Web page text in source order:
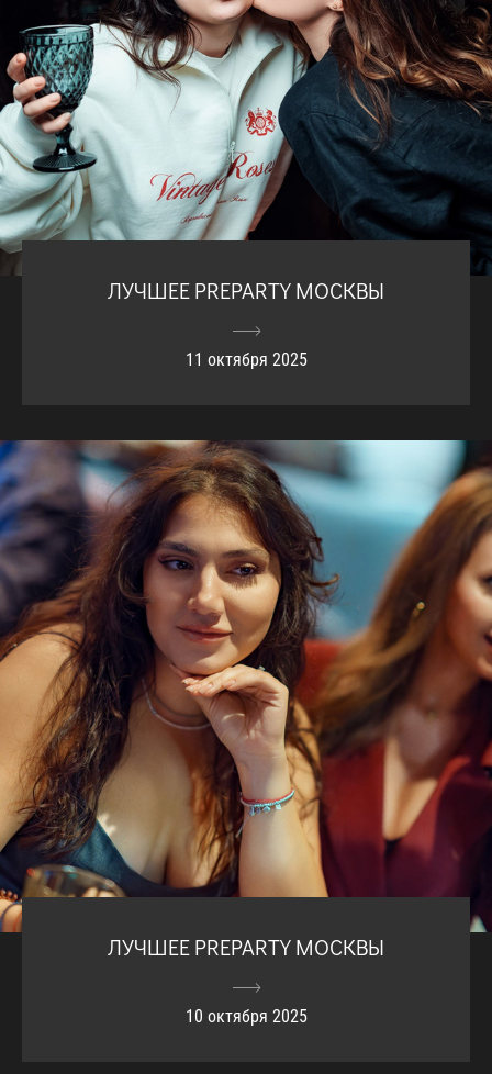
ЛУЧШЕЕ PREPARTY МОСКВЫ
11 октября 2025
ЛУЧШЕЕ PREPARTY МОСКВЫ
10 октября 2025